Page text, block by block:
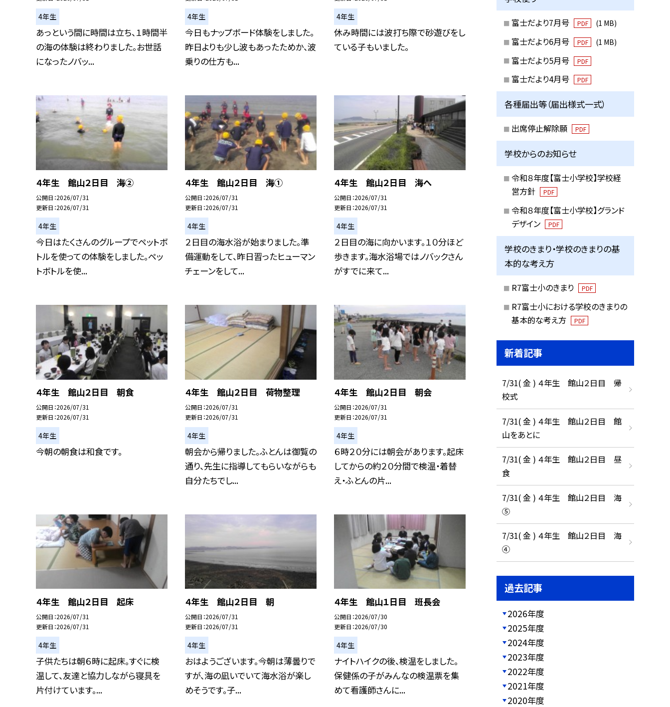
4年生
あっという間に時間は立ち、１時間半
の海の体験は終わりました。お世話
になったノバッ...
4年生
今日もナップボード体験をしました。
昨日よりも少し波もあったためか、波
乗りの仕方も...
4年生
休み時間には波打ち際で砂遊びをし
ている子もいました。
４年生 館山２日目 海②
公開日 2026/07/31
更新日 2026/07/31
4年生
今日はたくさんのグループでペットボ
トルを使っての体験をしました。ペッ
トボトルを使...
４年生 館山２日目 海①
公開日 2026/07/31
更新日 2026/07/31
4年生
２日目の海水浴が始まりました。準
備運動をして、昨日習ったヒューマン
チェーンをして...
４年生 館山２日目 海へ
公開日 2026/07/31
更新日 2026/07/31
4年生
２日目の海に向かいます。１０分ほど
歩きます。海水浴場ではノバックさん
がすでに来て...
４年生 館山２日目 朝食
公開日 2026/07/31
更新日 2026/07/31
4年生
今朝の朝食は和食です。
４年生 館山２日目 荷物整理
公開日 2026/07/31
更新日 2026/07/31
4年生
朝会から帰りました。ふとんは御覧の
通り、先生に指導してもらいながらも
自分たちでし...
４年生 館山２日目 朝会
公開日 2026/07/31
更新日 2026/07/31
4年生
６時２０分には朝会があります。起床
してからの約２０分間で検温・着替
え・ふとんの片...
４年生 館山２日目 起床
公開日 2026/07/31
更新日 2026/07/31
4年生
子供たちは朝６時に起床。すぐに検
温して、友達と協力しながら寝具を
片付けています。...
４年生 館山２日目 朝
公開日 2026/07/31
更新日 2026/07/31
4年生
おはようございます。今朝は薄曇りで
すが、海の凪いでいて海水浴が楽し
めそうです。子...
４年生 館山１日目 班長会
公開日 2026/07/30
更新日 2026/07/30
4年生
ナイトハイクの後、検温をしました。
保健係の子がみんなの検温票を集
めて看護師さんに...
富士だより7月号 PDF (1 MB)
富士だより6月号 PDF (1 MB)
富士だより5月号 PDF
富士だより4月号 PDF
各種届出等（届出様式一式）
出席停止解除願 PDF
学校からのお知らせ
令和８年度【富士小学校】学校経
営方針
PDF
令和８年度【富士小学校】グランド
デザイン
PDF
学校のきまり・学校のきまりの基
本的な考え方
R7富士小のきまり PDF
R7富士小における学校のきまりの
基本的な考え方
PDF
新着記事
7/31( 金 ) ４年生 館山２日目 帰
校式
7/31( 金 ) ４年生 館山２日目 館
山をあとに
7/31( 金 ) ４年生 館山２日目 昼
食
7/31( 金 ) ４年生 館山２日目 海
⑤
7/31( 金 ) ４年生 館山２日目 海
④
過去記事
2026年度
2025年度
2024年度
2023年度
2022年度
2021年度
2020年度